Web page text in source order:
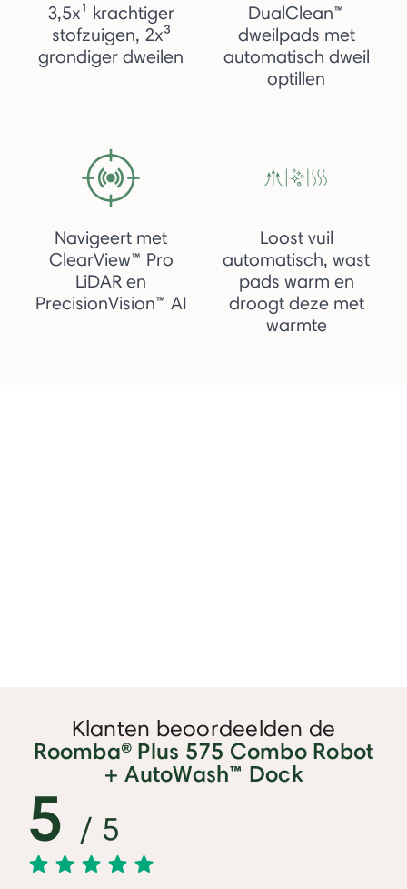
3,5x¹ krachtiger
stofzuigen, 2x³
grondiger dweilen
DualClean™
dweilpads met
automatisch dweil
optillen
Navigeert met
ClearView™ Pro
LiDAR en
PrecisionVision™ AI
Loost vuil
automatisch, wast
pads warm en
droogt deze met
warmte
Klanten beoordeelden de
Roomba® Plus 575 Combo Robot
+ AutoWash™ Dock
5/ 5